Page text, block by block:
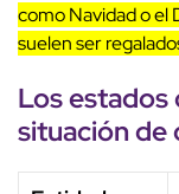
como Navidad o el
suelen ser
Los estados
situación de